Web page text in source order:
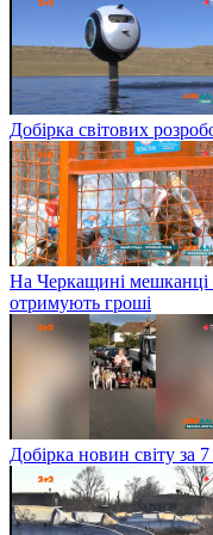
Добірка світових
На Черкащині мешканці
отримують гроші
Добірка новин світу за